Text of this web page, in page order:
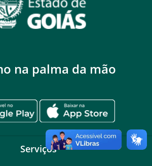
na palma da mão
Serviços